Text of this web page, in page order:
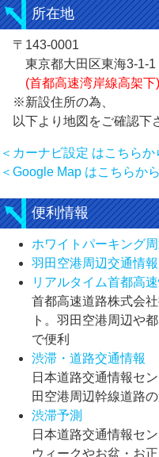
所在地
〒143-0001
東京都大田区東海3-1-1
(首都高速湾岸線高架下)
※新設住所の為、
以下より地図をご確認下
＜カーナビ設定 はこちらか
＜Google Map はこちらか
便利情報
ホワイトパーキング
羽田空港周辺交通情報
リアルタイム首都高
首都高速道路株式会
ト。羽田空港周辺や
で便利
渋滞・道路交通情報
日本道路交通情報セ
田空港周辺幹線道路
渋滞予測
日本道路交通情報セ
ウィークやお盆・お